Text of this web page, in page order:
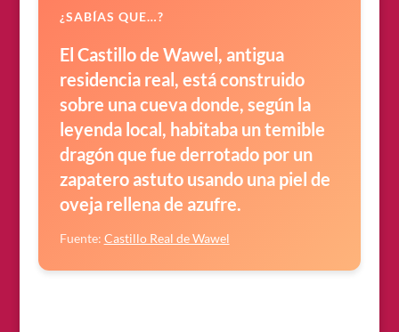
¿SABÍAS QUE…?
El Castillo de Wawel, antigua
residencia real, está construido
sobre una cueva donde, según la
leyenda local, habitaba un temible
dragón que fue derrotado por un
zapatero astuto usando una piel de
oveja rellena de azufre.
Fuente: Castillo Real de Wawel